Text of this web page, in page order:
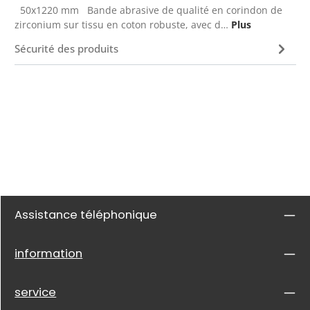
50x1220 mm Bande abrasive de qualité en corindon de
zirconium sur tissu en coton robuste, avec d… Plus
Sécurité des produits
Assistance téléphonique
information
service